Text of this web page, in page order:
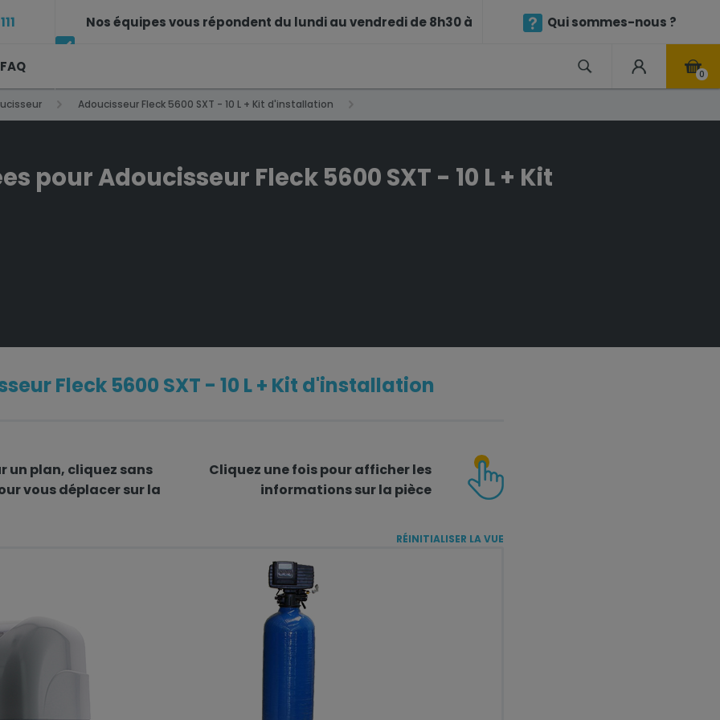
Nos équipes vous répondent du lundi au vendredi de 8h30 à Qui sommes-nous ?
FAQ 0
Adoucisseur Fleck 5600 SXT - 10 L + Kit d'installation
pour Adoucisseur Fleck 5600 SXT - 10 L + Kit
Fleck 5600 SXT - 10 L + Kit d'installation
un plan, cliquez sans
vous déplacer sur la
Cliquez une foispour afficher les
informations sur la pièce
RÉINITIALISER LA VUE